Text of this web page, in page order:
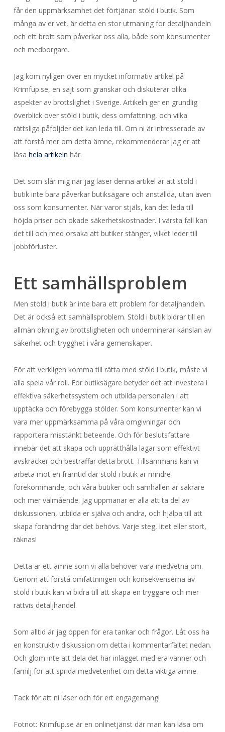
får den uppmärksamhet det förtjänar: stöld i butik. Som
många av er vet, är detta en stor utmaning för detaljhandeln
och ett brott som påverkar oss alla, både som konsumenter
och medborgare.
Jag kom nyligen över en mycket informativ artikel på
Krimfup.se, en sajt som granskar och diskuterar olika
aspekter av brottslighet i Sverige. Artikeln ger en grundlig
överblick över stöld i butik, dess omfattning, och vilka
rättsliga påföljder det kan leda till. Om ni är intresserade av
att förstå mer om detta ämne, rekommenderar jag er att
läsa hela artikeln här.
Det som slår mig när jag läser denna artikel är att stöld i
butik inte bara påverkar butiksägare och anställda, utan även
oss som konsumenter. När varor stjäls, kan det leda till
höjda priser och ökade säkerhetskostnader. I värsta fall kan
det till och med orsaka att butiker stänger, vilket leder till
jobbförluster.
Ett samhällsproblem
Men stöld i butik är inte bara ett problem för detaljhandeln.
Det är också ett samhällsproblem. Stöld i butik bidrar till en
allmän ökning av brottsligheten och underminerar känslan av
säkerhet och trygghet i våra gemenskaper.
För att verkligen komma till rätta med stöld i butik, måste vi
alla spela vår roll. För butiksägare betyder det att investera i
effektiva säkerhetssystem och utbilda personalen i att
upptäcka och förebygga stölder. Som konsumenter kan vi
vara mer uppmärksamma på våra omgivningar och
rapportera misstänkt beteende. Och för beslutsfattare
innebär det att skapa och upprätthålla lagar som effektivt
avskräcker och bestraffar detta brott. Tillsammans kan vi
arbeta mot en framtid där stöld i butik är mindre
förekommande, och våra butiker och samhällen är säkrare
och mer välmående. Jag uppmanar er alla att ta del av
diskussionen, utbilda er själva och andra, och hjälpa till att
skapa förändring där det behövs. Varje steg, litet eller stort,
räknas!
Detta är ett ämne som vi alla behöver vara medvetna om.
Genom att förstå omfattningen och konsekvenserna av
stöld i butik kan vi bidra till att skapa en tryggare och mer
rättvis detaljhandel.
Som alltid är jag öppen för era tankar och frågor. Låt oss ha
en konstruktiv diskussion om detta i kommentarfältet nedan.
Och glöm inte att dela det här inlägget med era vänner och
familj för att sprida medvetenhet om detta viktiga ämne.
Tack för att ni läser och för ert engagemang!
Fotnot: Krimfup.se är en onlinetjänst där man kan läsa om